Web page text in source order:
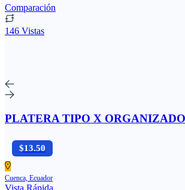
Comparación
146 Vistas
PLATERA TIPO X
$13.50
Cuenca, Ecuador
Vista Rápida